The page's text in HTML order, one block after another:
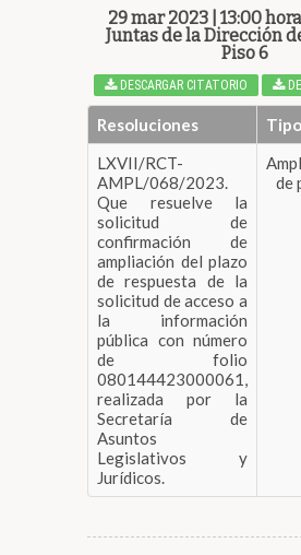
29 mar 2023 | 13:00
Juntas de la Dirección
Piso 6
DESCARGAR CITATORIO
Resoluciones Tipo
LXVII/RCT-
AMPL/068/2023.
Que resuelve la
solicitud de
confirmación de
ampliación del plazo
de respuesta de la
solicitud de acceso a
la información
pública con número
de folio
080144423000061,
realizada por la
Secretaría de
Asuntos
Legislativos y
Jurídicos.
de